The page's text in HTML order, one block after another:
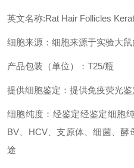
英文名称:Rat Hair Follicles
细胞来源：细胞来源于实验大鼠
产品包装（单位）：T25/瓶
提供细胞鉴定：提供免疫荧光
细胞纯度：经鉴定经鉴定细胞
BV、HCV、支原体、细菌、酵
途